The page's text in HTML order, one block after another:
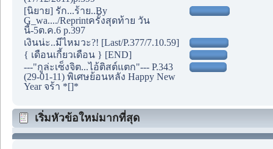
[นิยาย] รัก...ร้าย..By
G_wa..../Reprintครั้งสุดท้าย วัน
นี้-5ต.ค.6 p.397
เงินน่ะ..มีไหมวะ?! [Last/P.377/7.10.59]
{ เดือนเกี้ยวเดือน } [END]
---"กูล่ะเซ็งจิต...ไอ้ติสต์แตก"--- P.343
(29-01-11) พิเศษย้อนหลัง Happy New
Year จร้า *[]*
เริ่มหัวข้อใหม่มากที่สุด